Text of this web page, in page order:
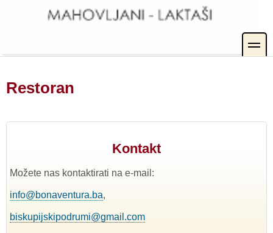
toggle
Restoran
Kontakt
Možete nas kontaktirati na e-mail:
info@bonaventura.ba,
biskupijskipodrumi@gmail.com